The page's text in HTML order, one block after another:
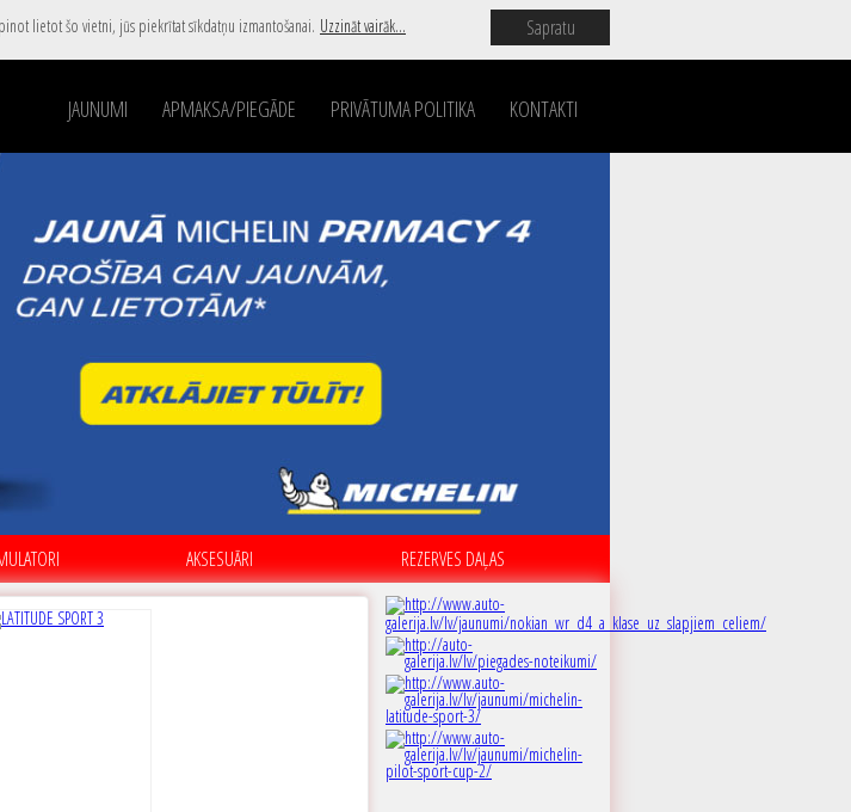
lietot šo vietni, jūs piekrītat sīkdatņu izmantošanai. Uzzināt vairāk... Sapratu
JAUNUMI APMAKSA/PIEGĀDE PRIVĀTUMA POLITIKA KONTAKTI
AKSESUĀRI REZERVES DAĻAS